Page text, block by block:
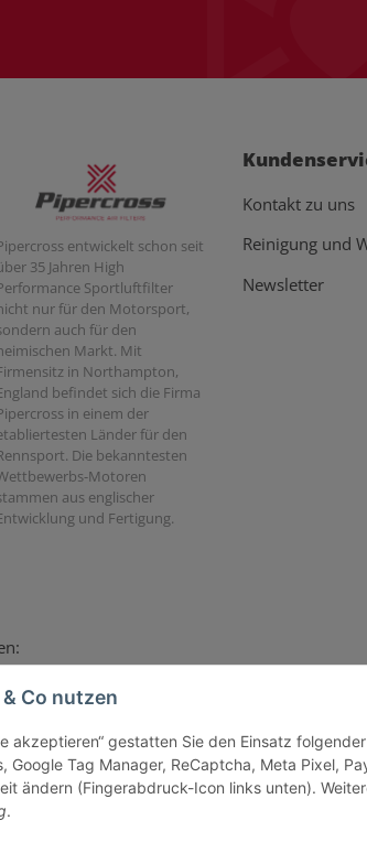
Co nutzen
akzeptieren“ gestatten Sie den Einsatz
Google Tag Manager, ReCaptcha, Meta Pixel,
ändern (Fingerabdruck-Icon links unten).
.
entwickelt schon seit
35 Jahren High
Sportluftfilter
nur für den Motorsport,
auch für den
Markt. Mit
in Northampton,
befindet sich die Firma
in einem der
Länder für den
Die bekanntesten
Motoren
aus englischer
und Fertigung.
Kontakt zu uns
Reinigung und
Newsletter